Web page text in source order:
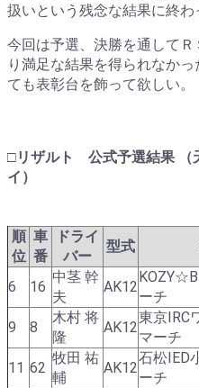
扱いという残念な結果に終わ
今回は予選、決勝を通して
り満足な結果を得られなか
ても表彰台を飾って欲しい。
□リザルト 公式予選結果 （
イ）
順
位
車
番
ドライ
バー
型式
6 16
中茎 幹
夫
AK12
ーチ
9 8
木村 将
隆
AK12
東京IRC
マーチ
11 62
牧田 祐
輔
AK12
石松IED
ーチ